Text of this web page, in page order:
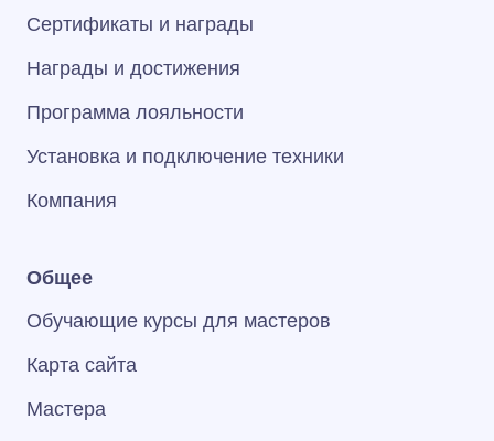
Сертификаты и награды
Награды и достижения
Программа лояльности
Установка и подключение техники
Компания
Общее
Обучающие курсы для мастеров
Карта сайта
Мастера